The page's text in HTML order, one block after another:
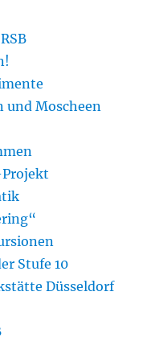
und Moscheen
Stufe 10
Düsseldorf